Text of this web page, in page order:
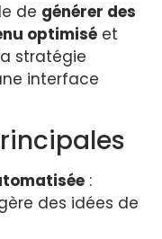
de générer des
optimisé et
stratégie
interface
:
des idées de